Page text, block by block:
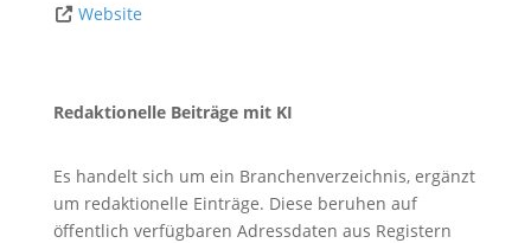
Website
Redaktionelle Beiträge mit KI
Es handelt sich um ein Branchenverzeichnis, ergänzt
um redaktionelle Einträge. Diese beruhen auf
öffentlich verfügbaren Adressdaten aus Registern